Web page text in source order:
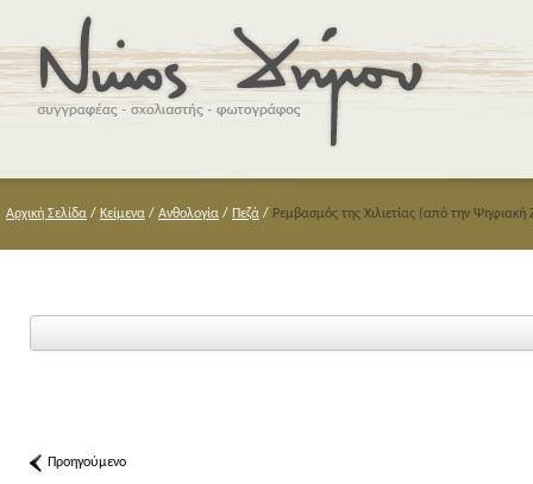
Αρχική Σελίδα / Κείμενα / Ανθολογία / Πεζά / Ρεμβασμός της Χιλιετίας (από την Ψηφιακή
Προηγούμενο